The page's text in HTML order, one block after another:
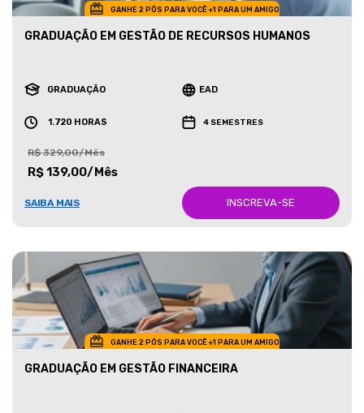
GANHE 2 PÓS PARA VOCÊ +1 PARA UM AMIGO
GRADUAÇÃO EM GESTÃO DE RECURSOS HUMANOS
GRADUAÇÃO EAD
1.720 HORAS 4 SEMESTRES
R$ 329,00/Mês
R$ 139,00/Mês
SAIBA MAIS INSCREVA-SE
GANHE 2 PÓS PARA VOCÊ +1 PARA UM AMIGO
GRADUAÇÃO EM GESTÃO FINANCEIRA